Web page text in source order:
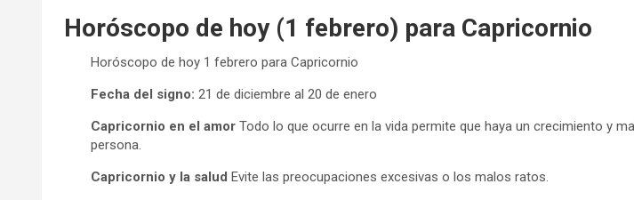
Horóscopo de hoy (1 febrero) para Capricornio
Horóscopo de hoy 1 febrero para Capricornio
Fecha del signo: 21 de diciembre al 20 de enero
Capricornio en el amor Todo lo que ocurre en la vida permite que haya un crecimiento y
persona.
Capricornio y la salud Evite las preocupaciones excesivas o los malos ratos.